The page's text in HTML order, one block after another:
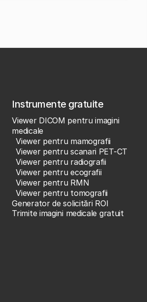
Instrumente gratuite
Viewer DICOM pentru imagini
medicale
Viewer pentru mamografii
Viewer pentru scanari PET-CT
Viewer pentru radiografii
Viewer pentru ecografii
Viewer pentru RMN
Viewer pentru tomografii
Generator de solicitări ROI
Trimite imagini medicale gratuit